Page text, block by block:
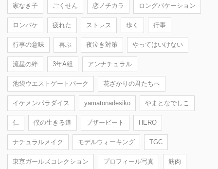
家なき子 ごくせん 恋ノチカラ ロングバケーション
ロンバケ 疲れた ストレス 歩く 行事
行事の意味 喜ぶ 夜泣き対策 やってはいけない
流星の絆 3年A組 アンナチュラル
池袋ウエストゲートパーク 花ざかりの君たちへ
イケメンパラダイス yamatonadesiko やまとなでしこ
仁 僕の生きる道 ブザービート HERO
ナチュラルメイク モデルウォーキング TGC
東京ガールズコレクション プロフィール写真 筋肉